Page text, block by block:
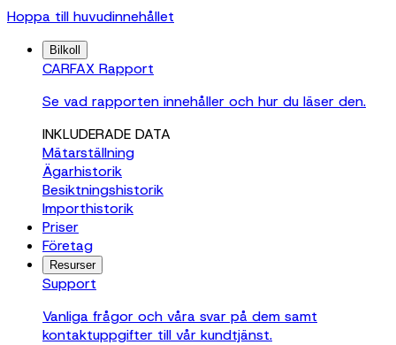
Hoppa till huvudinnehållet
Bilkoll
CARFAX Rapport
Se vad rapporten innehåller och hur du läser den.
INKLUDERADE DATA
Mätarställning
Ägarhistorik
Besiktningshistorik
Importhistorik
Priser
Företag
Resurser
Support
Vanliga frågor och våra svar på dem samt
kontaktuppgifter till vår kundtjänst.